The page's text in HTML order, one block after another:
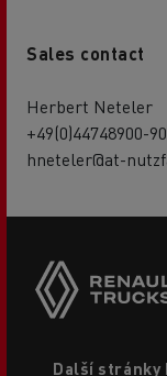
Sales contact
Herbert Neteler
+49(0)44748900-
hneteler@at-
Další stránky